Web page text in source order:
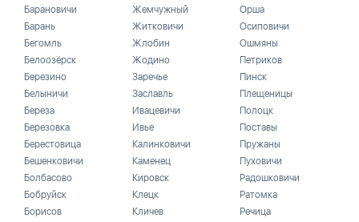
Барановичи
Барань
Бегомль
Белоозёрск
Березино
Белыничи
Береза
Березовка
Берестовица
Бешенковичи
Болбасово
Бобруйск
Борисов
Жемчужный
Житковичи
Жлобин
Жодино
Заречье
Заславль
Ивацевичи
Ивье
Калинковичи
Каменец
Кировск
Клецк
Кличев
Орша
Осиповичи
Ошмяны
Петриков
Пинск
Плещеницы
Полоцк
Поставы
Пружаны
Пуховичи
Радошковичи
Ратомка
Речица